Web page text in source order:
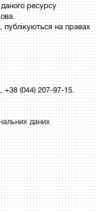
ресурсу
на правах
+38 (044) 207-97-15.
даних